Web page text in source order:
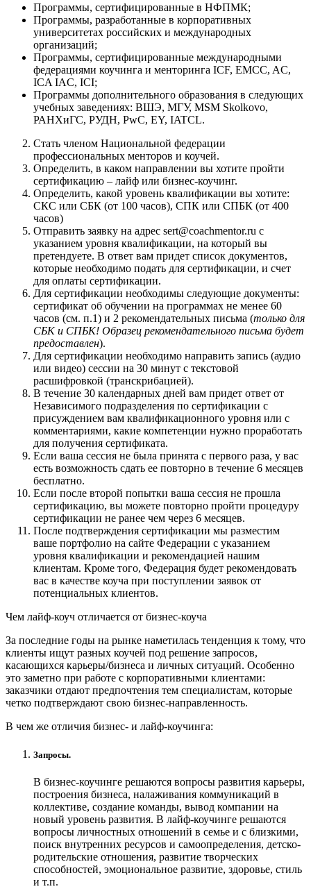
Программы, сертифицированные в НФПМК;
Программы, разработанные в корпоративных
университетах российских и международных
организаций;
Программы, сертифицированные международными
федерациями коучинга и менторинга ICF, EMСC, AC,
ICA IAC, ICI;
Программы дополнительного образования в следующих
учебных заведениях: ВШЭ, МГУ, MSM Skolkovo,
РАНХиГС, РУДН, PwC, EY, IATCL.
Стать членом Национальной федерации
профессиональных менторов и коучей.
Определить, в каком направлении вы хотите пройти
сертификацию – лайф или бизнес-коучинг.
Определить, какой уровень квалификации вы хотите:
СКС или СБК (от 100 часов), СПК или СПБК (от 400
часов)
Отправить заявку на адрес sert@coachmentor.ru с
указанием уровня квалификации, на который вы
претендуете. В ответ вам придет список документов,
которые необходимо подать для сертификации, и счет
для оплаты сертификации.
Для сертификации необходимы следующие документы:
сертификат об обучении на программах не менее 60
часов (см. п.1) и 2 рекомендательных письма (только для
СБК и СПБК! Образец рекомендательного письма будет
предоставлен).
Для сертификации необходимо направить запись (аудио
или видео) сессии на 30 минут с текстовой
расшифровкой (транскрибацией).
В течение 30 календарных дней вам придет ответ от
Независимого подразделения по сертификации с
присуждением вам квалификационного уровня или с
комментариями, какие компетенции нужно проработать
для получения сертификата.
Если ваша сессия не была принята с первого раза, у вас
есть возможность сдать ее повторно в течение 6 месяцев
бесплатно.
Если после второй попытки ваша сессия не прошла
сертификацию, вы можете повторно пройти процедуру
сертификации не ранее чем через 6 месяцев.
После подтверждения сертификации мы разместим
ваше портфолио на сайте Федерации с указанием
уровня квалификации и рекомендацией нашим
клиентам. Кроме того, Федерация будет рекомендовать
вас в качестве коуча при поступлении заявок от
потенциальных клиентов.
Чем лайф-коуч отличается от бизнес-коуча
За последние годы на рынке наметилась тенденция к тому, что
клиенты ищут разных коучей под решение запросов,
касающихся карьеры/бизнеса и личных ситуаций. Особенно
это заметно при работе с корпоративными клиентами:
заказчики отдают предпочтения тем специалистам, которые
четко подтверждают свою бизнес-направленность.
В чем же отличия бизнес- и лайф-коучинга:
Запросы.
В бизнес-коучинге решаются вопросы развития карьеры,
построения бизнеса, налаживания коммуникаций в
коллективе, создание команды, вывод компании на
новый уровень развития. В лайф-коучинге решаются
вопросы личностных отношений в семье и с близкими,
поиск внутренних ресурсов и самоопределения, детско-
родительские отношения, развитие творческих
способностей, эмоциональное развитие, здоровье, стиль
и т.п.